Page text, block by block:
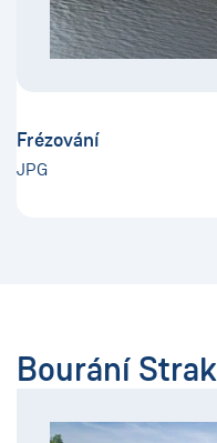
Frézování
JPG
Bourání